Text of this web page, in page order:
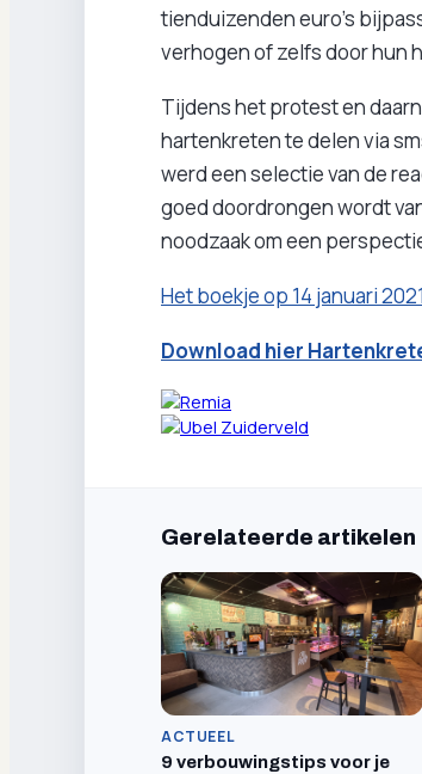
tienduizenden euro’s
verhogen of zelfs door hun
Tijdens het protest en
hartenkreten te delen via
werd een selectie van de
goed doordrongen wordt
noodzaak om een
Het boekje op 14 januari
Download hier
Gerelateerde artikelen
ACTUEEL
9 verbouwingstips voor je